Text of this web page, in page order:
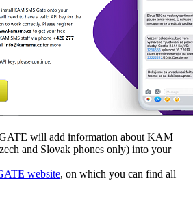
will add information about KAM
and Slovak phones only) into your
website, on which you can find all